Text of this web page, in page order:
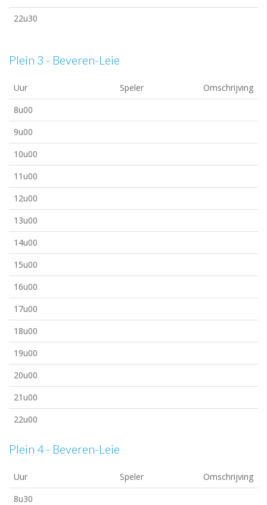
22u30
Plein 3 - Beveren-Leie
Uur Speler
Omschrijving
8u00
9u00
10u00
11u00
12u00
13u00
14u00
15u00
16u00
17u00
18u00
19u00
20u00
21u00
22u00
Plein 4 - Beveren-Leie
Uur Speler
Omschrijving
8u30